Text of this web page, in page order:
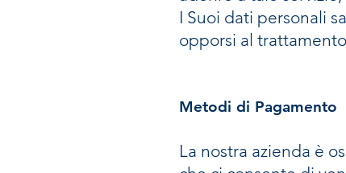
I Suoi dati personali
opporsi al
Metodi di Pagamento
La nostra azienda è